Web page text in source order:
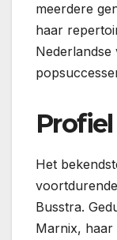
meerdere
haar
Nederlandse
Het
Busstra.
Marnix, haar